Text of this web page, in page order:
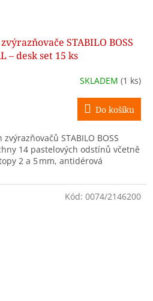
STABILO BOSS
– desk set 15 ks
SKLADEM (1 ks)
Do košíku
STABILO BOSS
14 pastelových odstínů včetně
2 a 5 mm, antidérová
Kód: 0074/2146200